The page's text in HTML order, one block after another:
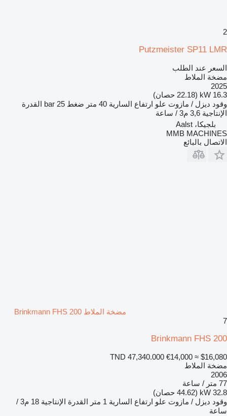
2
Putzmeister SP11 LMR
السعر عند الطلب
مضخة الملاط
2025
16.3 kW (22.18 حصان)
وقود ديزل / مازوت علو ارتفاع السارية 40 متر ضغط 25 bar
القدرة
الإنتاجية 3,6 م3 / ساعة
بلجيكا، Aalst
MMB MACHINES
الاتصال بالبائع
مضخة الملاط Brinkmann FHS 200
7
Brinkmann FHS 200
TND 47,340.000 €14,000 ≈ $16,080
مضخة الملاط
2006
77 متر / ساعة
32.8 kW (44.62 حصان)
وقود ديزل / مازوت علو ارتفاع السارية 1 متر القدرة الإنتاجية
18 م3 /
ساعة